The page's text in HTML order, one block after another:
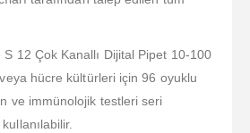
12 Çok Kanallı Dijital Pipet 10-100
hücre kültürleri için 96 oyuklu
ve immünolojik testleri seri